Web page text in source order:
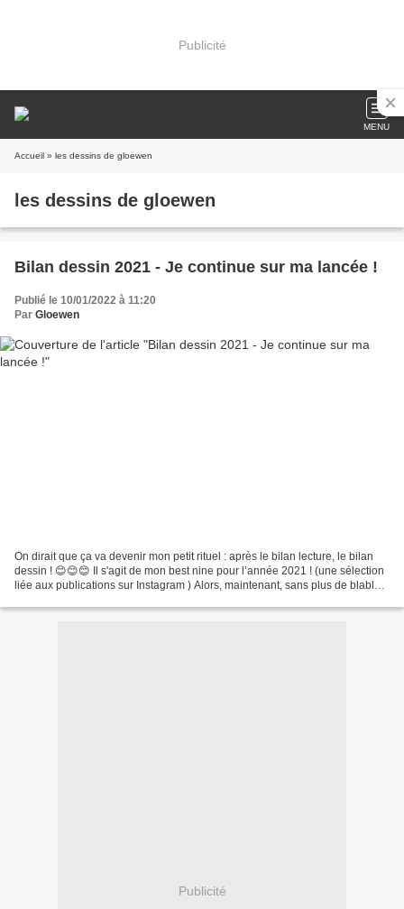
Publicité
MENU
Accueil » les dessins de gloewen
les dessins de gloewen
Bilan dessin 2021 - Je continue sur ma lancée !
Publié le 10/01/2022 à 11:20
Par Gloewen
On dirait que ça va devenir mon petit rituel : après le bilan lecture, le bilan
dessin ! 😊😊😊 Il s'agit de mon best nine pour l’année 2021 ! (une sélection
liée aux publications sur Instagram ) Alors, maintenant, sans plus de blabla,
Publicité